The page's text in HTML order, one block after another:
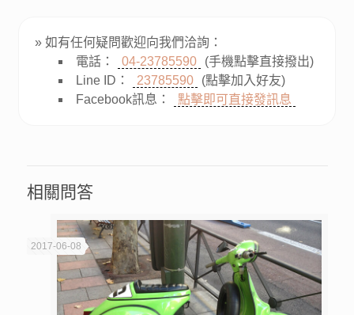
» 如有任何疑問歡迎向我們洽詢：
電話：
04-23785590
(手機點擊直接撥出)
Line ID：
23785590
(點擊加入好友)
Facebook訊息：
點擊即可直接發訊息
相關問答
2017-06-08